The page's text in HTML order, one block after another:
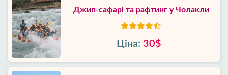
Джип-сафарі та рафтинг у Чолакли
Ціна: 30$